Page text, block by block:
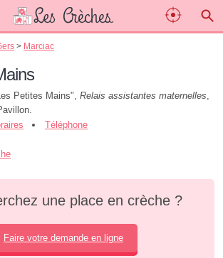
> Marciac
Petites Mains", Relais assistantes maternelles,
Téléphone
une place en crèche ?
Faire votre demande en ligne